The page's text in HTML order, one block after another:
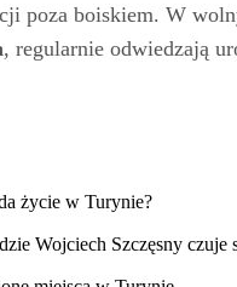
poza boiskiem. W
, regularnie odwiedzają
życie w Turynie?
Wojciech Szczęsny czuje